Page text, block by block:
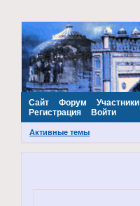
~Наш МИР~
Сайт Форум Участники
Регистрация
Войти
Активные темы